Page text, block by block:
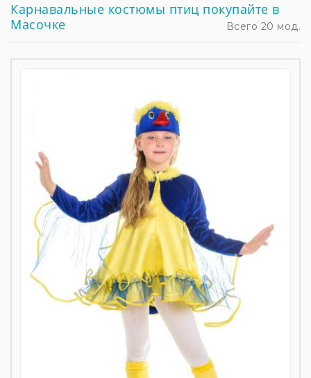
Карнавальные костюмы птиц покупайте в
Масочке
Всего 20 мод.